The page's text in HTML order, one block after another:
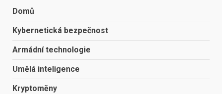
Domů
Kybernetická bezpečnost
Armádní technologie
Umělá inteligence
Kryptoměny